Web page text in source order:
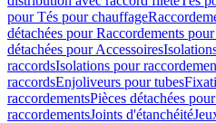
pour Tés pour chauffage
détachées pour Raccordements
détachées pour Accessoires
raccordsIsolations pour
raccordsEnjoliveurs pour tubes
raccordementsPièces détachées
raccordementsJoints d'étanchéité